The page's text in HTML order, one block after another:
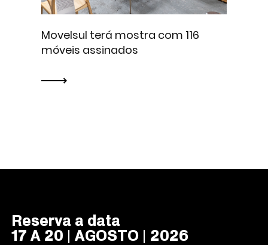
Movelsul terá mostra com 116
móveis assinados
Reserva a data
17 A 20 | AGOSTO | 2026